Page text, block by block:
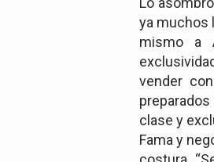
ya muchos
mismo a
vender
clase y
Fama y